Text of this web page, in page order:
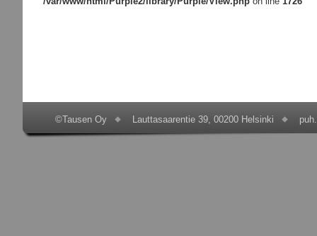
©Tausen Oy Lauttasaarentie 39, 00200 Helsinki